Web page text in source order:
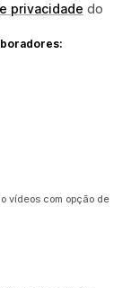
privacidade do
vídeos com opção de